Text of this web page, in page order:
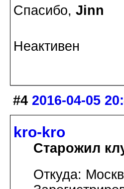
Спасибо, Jinn
Неактивен
#4 2016-04-05
kro-kro
Старожил
Откуда: